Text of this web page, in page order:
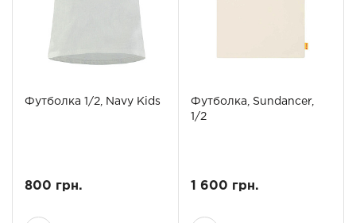
Футболка 1/2, Navy Kids
800 грн.
Футболка, Sundancer,
1/2
1 600 грн.